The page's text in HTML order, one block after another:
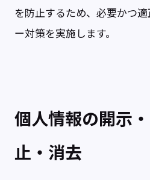
を防止するため、必要かつ
ー対策を実施します。
個人情報の開示
止・消去